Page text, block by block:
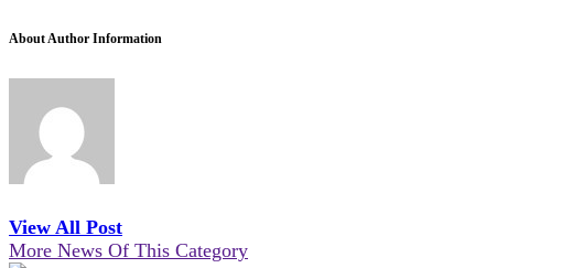
About Author Information
View All Post
More News Of This Category